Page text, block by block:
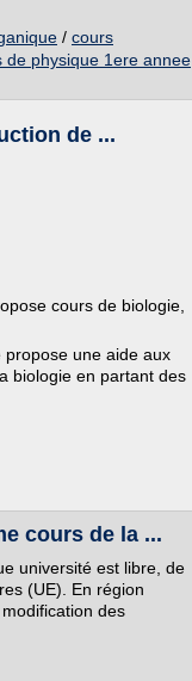
/ cours
de physique 1ere annee
de ...
cours de biologie,
une aide aux
biologie en partant des
cours de la ...
université est libre, de
(UE). En région
des